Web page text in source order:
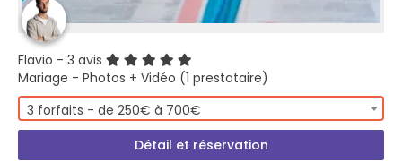
Flavio - 3 avis
Mariage - Photos + Vidéo (1 prestataire)
3 forfaits - de 250€ à 700€
Détail et réservation